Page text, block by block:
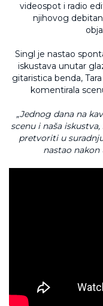
videospot i radio
njihovog
Singl je nastao
iskustava unutar
gitaristica benda,
komentirala
„Jednog dana na
scenu i naša
pretvoriti u
nastao nakon